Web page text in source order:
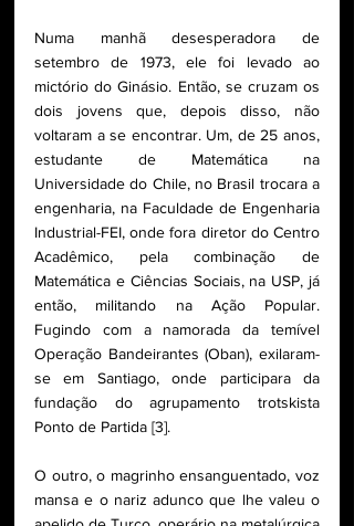
Numa manhã desesperadora de
setembro de 1973, ele foi levado ao
mictório do Ginásio. Então, se cruzam os
dois jovens que, depois disso, não
voltaram a se encontrar. Um, de 25 anos,
estudante de Matemática na
Universidade do Chile, no Brasil trocara a
engenharia, na Faculdade de Engenharia
Industrial-FEI, onde fora diretor do Centro
Acadêmico, pela combinação de
Matemática e Ciências Sociais, na USP, já
então, militando na Ação Popular.
Fugindo com a namorada da temível
Operação Bandeirantes (Oban), exilaram-
se em Santiago, onde participara da
fundação do agrupamento trotskista
Ponto de Partida [3].
O outro, o magrinho ensanguentado, voz
mansa e o nariz adunco que lhe valeu o